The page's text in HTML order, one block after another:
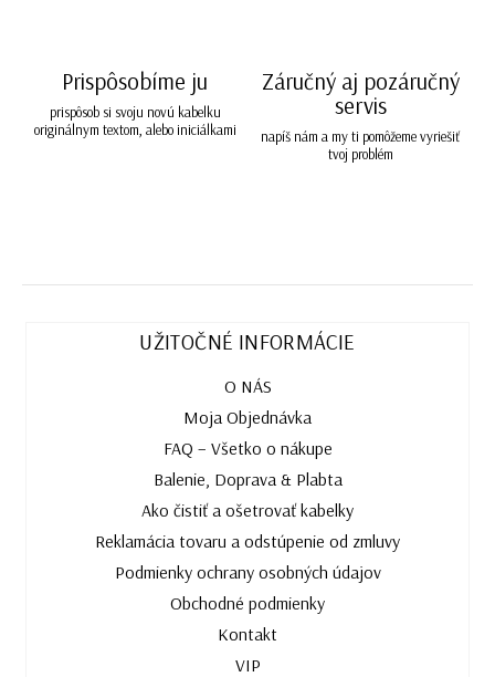
Prispôsobíme ju
prispôsob si svoju novú kabelku
originálnym textom, alebo iniciálkami
Záručný aj pozáručný
servis
napíš nám a my ti pomôžeme vyriešiť
tvoj problém
UŽITOČNÉ INFORMÁCIE
O NÁS
Moja Objednávka
FAQ – Všetko o nákupe
Balenie, Doprava & Plabta
Ako čistiť a ošetrovať kabelky
Reklamácia tovaru a odstúpenie od zmluvy
Podmienky ochrany osobných údajov
Obchodné podmienky
Kontakt
VIP